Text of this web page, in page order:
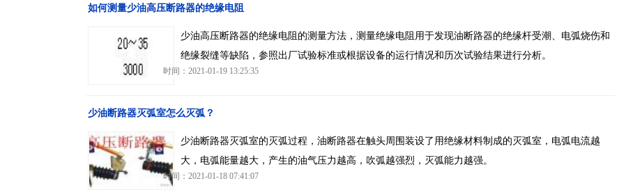
如何测量少油高压断路器的绝缘电阻
少油高压断路器的绝缘电阻的测量方法，测量绝缘电阻用于发现油断路器的绝缘杆受潮、电弧烧伤和
绝缘裂缝等缺陷，参照出厂试验标准或根据设备的运行情况和历次试验结果进行分析。
时间：2021-01-19 13:25:35
少油断路器灭弧室怎么灭弧？
少油断路器灭弧室的灭弧过程，油断路器在触头周围装设了用绝缘材料制成的灭弧室，电弧电流越
大，电弧能量越大，产生的油气压力越高，吹弧越强烈，灭弧能力越强。
时间：2021-01-18 07:41:07